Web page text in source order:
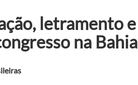
letramento e
na Bahia